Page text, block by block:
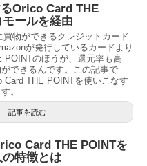
Orico Card THE
ールを経由
物ができるクレジットカード
が発行しているカードより
POINTのほうが、還元率も高
できるんです。この記事で
Card THE POINTを使いこなす
。
記事を読む
Card THE POINTを
特徴とは